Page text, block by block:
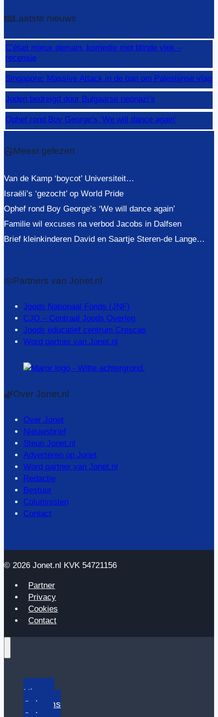
Laatste nieuws
C’était mieux demain, komedie met blinde vlek –
recensie
Singapore: Massive Attack in de ban om Palestijnse vlag
Joden bedreigd door Bulgaarse neonazi’s
Ophef rond Boy George’s ‘We will dance again’
Meest gelezen
Van de Kamp ‘boycot’ Universiteit…
Israëli’s ‘gezocht’ op World Pride
Ophef rond Boy George’s ‘We will dance again’
Familie wil excuses na verbod Jacobs in Dalfsen
Brief kleinkinderen David en Saartje Steren-de Lange…
Partners van Jonet.nl
Joods Nationaal Fonds (JNF)
CJO – Centraal Joods Overleg
Joods educatief centrum Crescas
Word partner van Jonet.nl
Over Jonet.nl
Over Jonet
Nieuwsbrief
Steun Jonet.nl
Adverteren op Jonet
Word partner van Jonet.nl
Redactie
Bestuur
Columnisten
Contact
© 2026 Jonet.nl KVK 54721156
Partner
Privacy
Cookies
Contact
Nieuws
Columns